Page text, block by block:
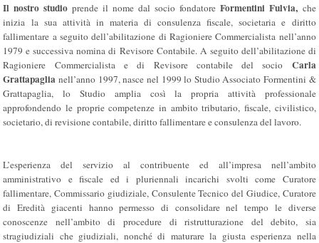
Il nostro studioprende il nome dal socio fondatore Formentini Fulvia, che
inizia la sua attività in materia di consulenza fiscale, societaria e diritto
fallimentare a seguito dell’abilitazione di Ragioniere Commercialista nell’anno
1979 e successiva nomina di Revisore Contabile. A seguito dell’abilitazione di
Ragioniere Commercialista e di Revisore contabile del socio Carla
Grattapaglia nell’anno 1997, nasce nel 1999 lo Studio Associato Formentini &
Grattapaglia, lo Studio amplia così la propria attività professionale
approfondendo le proprie competenze in ambito tributario, fiscale, civilistico,
societario, di revisione contabile, diritto fallimentare e consulenza del lavoro.
L’esperienza del servizio al contribuente ed all’impresa nell’ambito
amministrativo e fiscale ed i pluriennali incarichi svolti come Curatore
fallimentare, Commissario giudiziale, Consulente Tecnico del Giudice, Curatore
di Eredità giacenti hanno permesso di consolidare nel tempo le diverse
conoscenze nell’ambito di procedure di ristrutturazione del debito, sia
stragiudiziali che giudiziali, nonché di maturare la giusta esperienza nella